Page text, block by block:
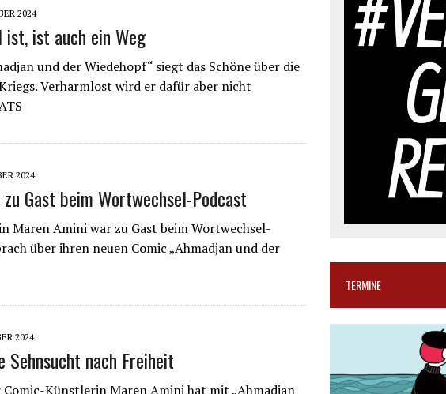
2024
ist, ist auch ein Weg
und der Wiedehopf“ siegt das Schöne über die
Verharmlost wird er dafür aber nicht
2024
Gast beim Wortwechsel-Podcast
Maren Amini war zu Gast beim Wortwechsel-
über ihren neuen Comic „Ahmadjan und der
2024
Sehnsucht nach Freiheit
Comic-Künstlerin Maren Amini hat mit „Ahmadjan
TERMINE